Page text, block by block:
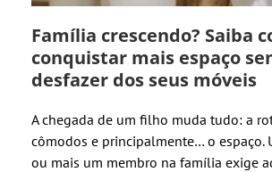
Família crescendo? Saiba
conquistar mais espaço
desfazer dos seus móveis
A chegada de um filho muda tudo: a
cômodos e principalmente… o espaço.
ou mais um membro na família exige